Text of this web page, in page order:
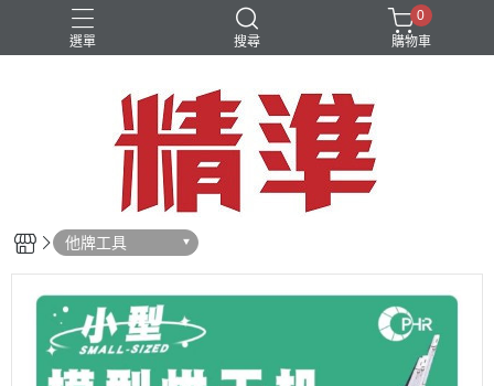
選單 搜尋
0
購物車
他牌工具